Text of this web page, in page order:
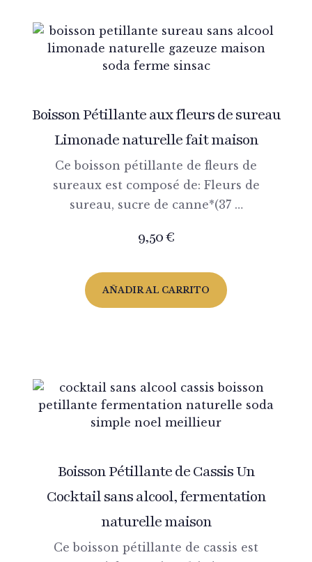
Boisson Pétillante aux fleurs de sureau
Limonade naturelle fait maison
Ce boisson pétillante de fleurs de
sureaux est composé de: Fleurs de
sureau, sucre de canne*(37 …
9,50€
AÑADIR AL CARRITO
Boisson Pétillante de Cassis Un
Cocktail sans alcool, fermentation
naturelle maison
Ce boisson pétillante de cassis est